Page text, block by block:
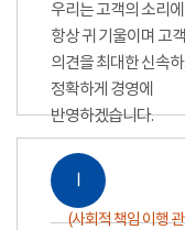
우리는 고객의 소리에
항상 귀 기울이며 고
의견을 최대한 신속
정확하게 경영에
반영하겠습니다.
Ⅰ
(사회적 책임 이행